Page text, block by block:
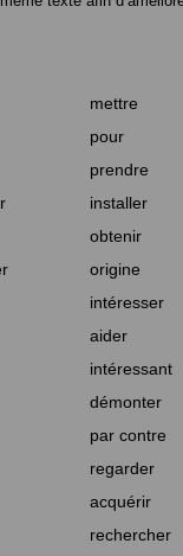
mettre
pour
prendre
installer
obtenir
origine
intéresser
aider
intéressant
démonter
par contre
regarder
acquérir
rechercher